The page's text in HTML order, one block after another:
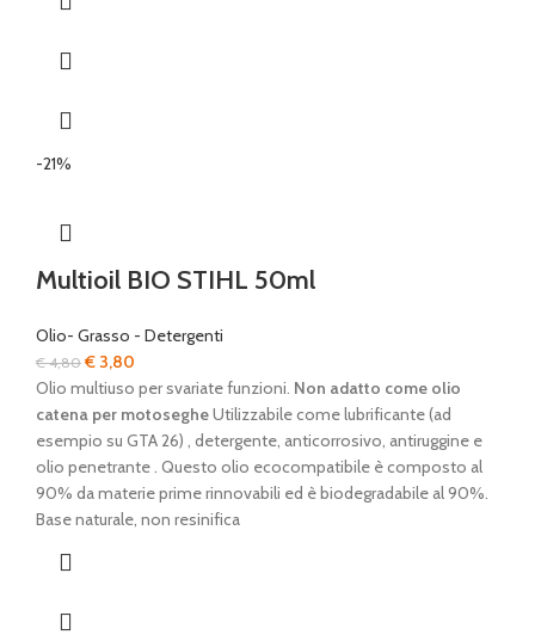
-21%
Multioil BIO STIHL 50ml
Olio- Grasso - Detergenti
€4,80Il
prezzo
originale
era:
€ 4,80.
€ 3,80
prezzo
attuale
è:
€ 3,80.
Olio multiuso per svariate funzioni. Non adatto come olio
catena per motosegheUtilizzabile come lubrificante (ad
esempio su GTA 26) , detergente, anticorrosivo, antiruggine e
olio penetrante . Questo olio ecocompatibile è composto al
90% da materie prime rinnovabili ed è biodegradabile al 90%.
Base naturale, non resinifica